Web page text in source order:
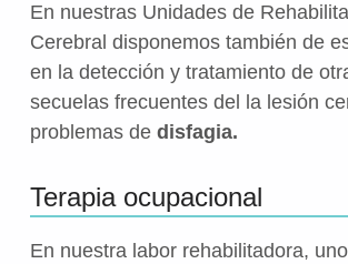
En nuestras Unidades de
Cerebral disponemos también de
en la detección y tratamiento de
secuelas frecuentes del la lesión
problemas de disfagia.
Terapia ocupacional
En nuestra labor rehabilitadora,